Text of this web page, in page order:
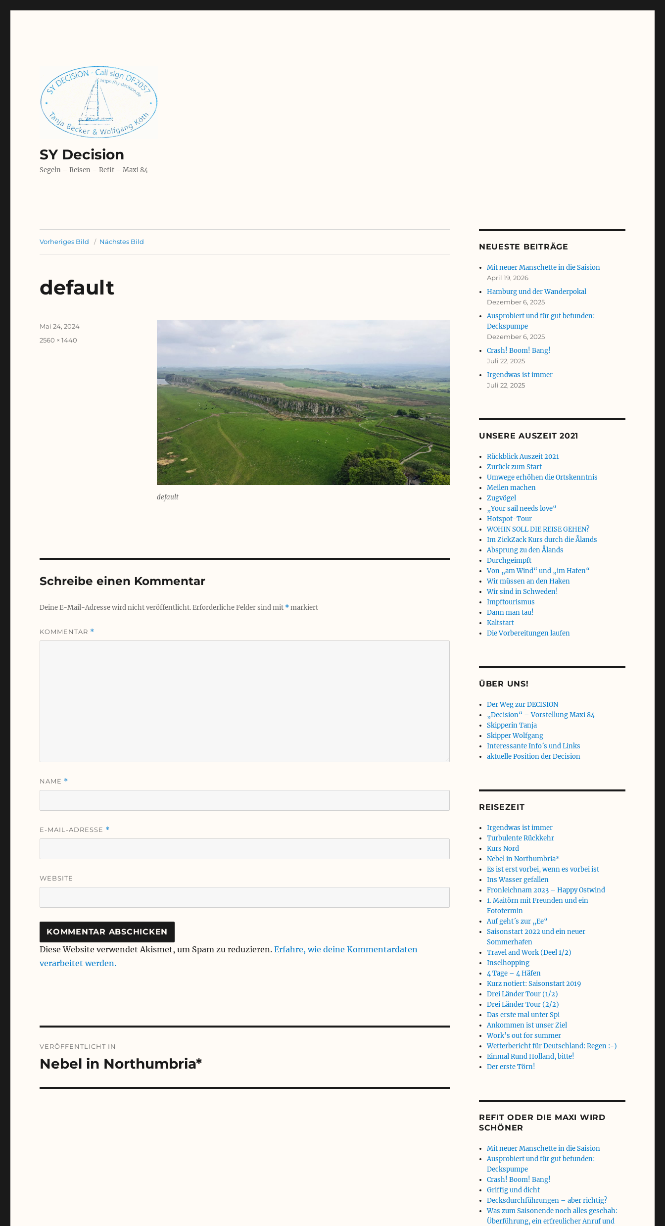
SY Decision
Segeln – Reisen – Refit – Maxi 84
Vorheriges Bild Nächstes Bild
default
default
Veröffentlicht
Mai 24, 2024
Originalgröße
2560 × 1440
Schreibe einen Kommentar
Deine E-Mail-Adresse wird nicht veröffentlicht.Erforderliche Felder sind mit *markiert
KOMMENTAR *
NAME *
E-MAIL-ADRESSE *
WEBSITE
Diese Website verwendet Akismet, um Spam zu reduzieren.Erfahre, wie deine Kommentardaten
verarbeitet werden.
VERÖFFENTLICHT IN
Nebel in Northumbria*
NEUESTE BEITRÄGE
Mit neuer Manschette in die Saision
April 19, 2026
Hamburg und der Wanderpokal
Dezember 6, 2025
Ausprobiert und für gut befunden:
Deckspumpe
Dezember 6, 2025
Crash! Boom! Bang!
Juli 22, 2025
Irgendwas ist immer
Juli 22, 2025
UNSERE AUSZEIT 2021
Rückblick Auszeit 2021
Zurück zum Start
Umwege erhöhen die Ortskenntnis
Meilen machen
Zugvögel
„Your sail needs love“
Hotspot-Tour
WOHIN SOLL DIE REISE GEHEN?
Im ZickZack Kurs durch die Ålands
Absprung zu den Ålands
Durchgeimpft
Von „am Wind“ und „im Hafen“
Wir müssen an den Haken
Wir sind in Schweden!
Impftourismus
Dann man tau!
Kaltstart
Die Vorbereitungen laufen
ÜBER UNS!
Der Weg zur DECISION
„Decision“ – Vorstellung Maxi 84
Skipperin Tanja
Skipper Wolfgang
Interessante Info´s und Links
aktuelle Position der Decision
REISEZEIT
Irgendwas ist immer
Turbulente Rückkehr
Kurs Nord
Nebel in Northumbria*
Es ist erst vorbei, wenn es vorbei ist
Ins Wasser gefallen
Fronleichnam 2023 – Happy Ostwind
1. Maitörn mit Freunden und ein
Fototermin
Auf geht´s zur „Ee“
Saisonstart 2022 und ein neuer
Sommerhafen
Travel and Work (Deel 1/2)
Inselhopping
4 Tage – 4 Häfen
Kurz notiert: Saisonstart 2019
Drei Länder Tour (1/2)
Drei Länder Tour (2/2)
Das erste mal unter Spi
Ankommen ist unser Ziel
Work’s out for summer
Wetterbericht für Deutschland: Regen :-)
Einmal Rund Holland, bitte!
Der erste Törn!
REFIT ODER DIE MAXI WIRD
SCHÖNER
Mit neuer Manschette in die Saision
Ausprobiert und für gut befunden:
Deckspumpe
Crash! Boom! Bang!
Griffig und dicht
Decksdurchführungen – aber richtig?
Was zum Saisonende noch alles geschah:
Überführung, ein erfreulicher Anruf und